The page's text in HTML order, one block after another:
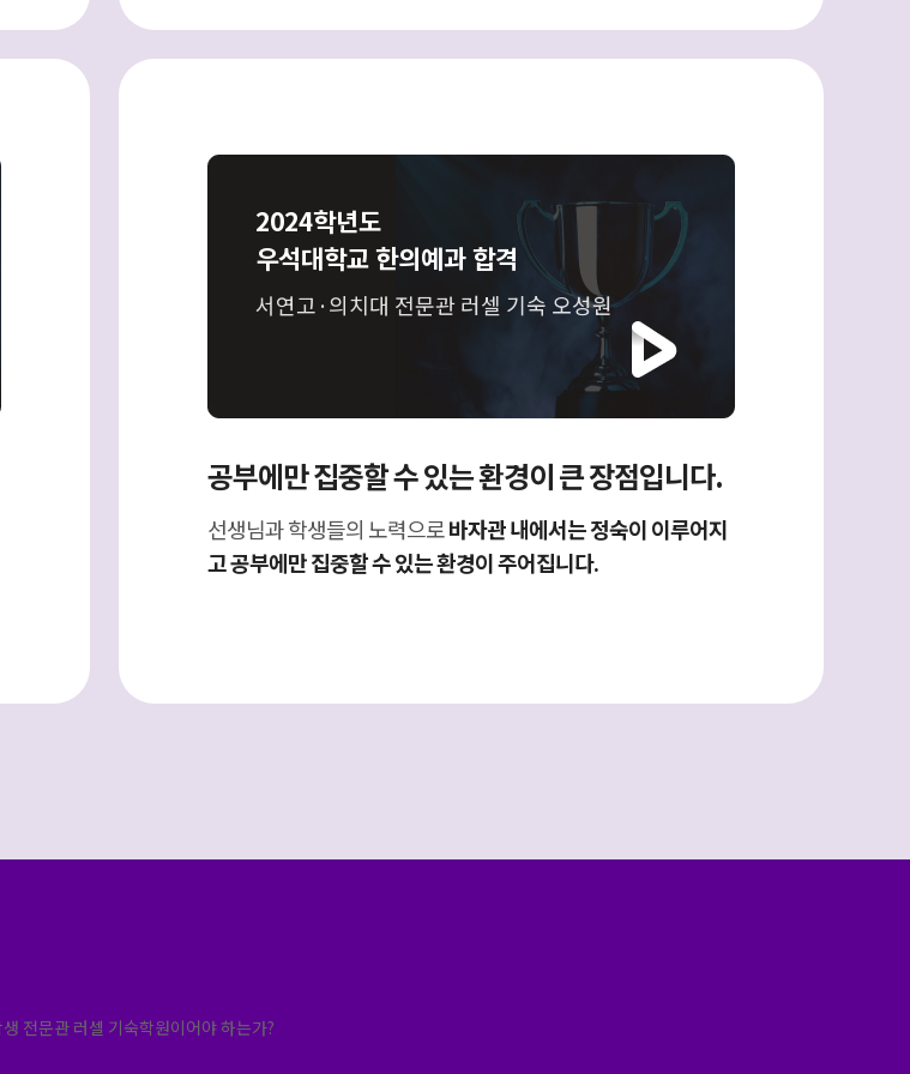
2024학년도
우석대학교 한의예과 합격
서연고·의치대 전문관 러셀 기숙 오성원
공부에만 집중할 수 있는 환경이 큰 장점입니다.
선생님과 학생들의 노력으로바자관 내에서는 정숙이 이루어지
고 공부에만 집중할 수 있는 환경이 주어집니다.